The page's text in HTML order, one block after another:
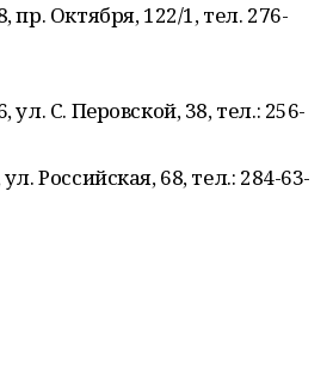
Октября, 122/1, тел. 276-
С. Перовской, 38, тел.: 256-
Российская, 68, тел.: 284-63-